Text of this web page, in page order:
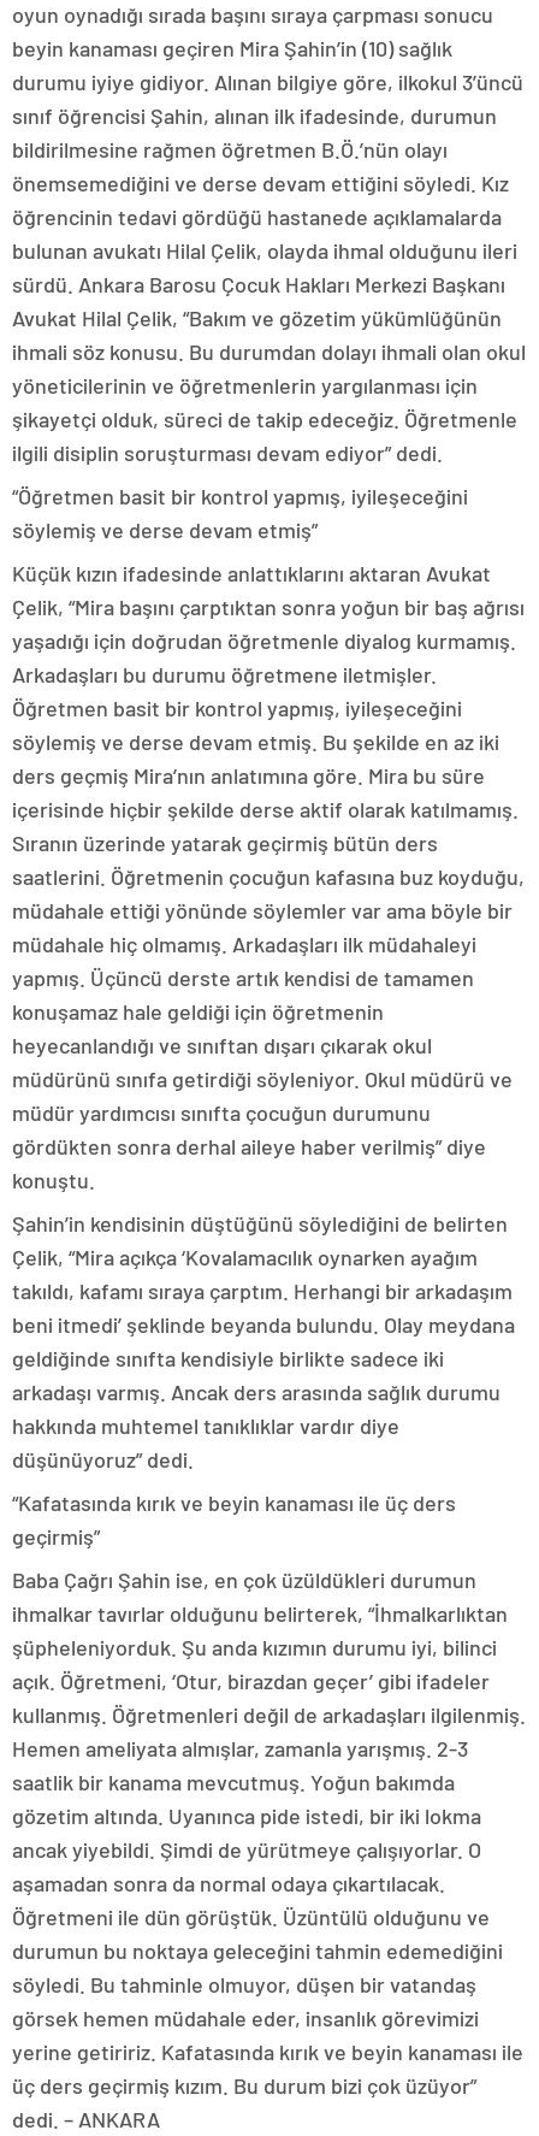
oyun oynadığı sırada başını sıraya çarpması sonucu
beyin kanaması geçiren Mira Şahin’in (10) sağlık
durumu iyiye gidiyor. Alınan bilgiye göre, ilkokul 3’üncü
sınıf öğrencisi Şahin, alınan ilk ifadesinde, durumun
bildirilmesine rağmen öğretmen B.Ö.’nün olayı
önemsemediğini ve derse devam ettiğini söyledi. Kız
öğrencinin tedavi gördüğü hastanede açıklamalarda
bulunan avukatı Hilal Çelik, olayda ihmal olduğunu ileri
sürdü. Ankara Barosu Çocuk Hakları Merkezi Başkanı
Avukat Hilal Çelik, “Bakım ve gözetim yükümlüğünün
ihmali söz konusu. Bu durumdan dolayı ihmali olan okul
yöneticilerinin ve öğretmenlerin yargılanması için
şikayetçi olduk, süreci de takip edeceğiz. Öğretmenle
ilgili disiplin soruşturması devam ediyor” dedi.
“Öğretmen basit bir kontrol yapmış, iyileşeceğini
söylemiş ve derse devam etmiş”
Küçük kızın ifadesinde anlattıklarını aktaran Avukat
Çelik, “Mira başını çarptıktan sonra yoğun bir baş ağrısı
yaşadığı için doğrudan öğretmenle diyalog kurmamış.
Arkadaşları bu durumu öğretmene iletmişler.
Öğretmen basit bir kontrol yapmış, iyileşeceğini
söylemiş ve derse devam etmiş. Bu şekilde en az iki
ders geçmiş Mira’nın anlatımına göre. Mira bu süre
içerisinde hiçbir şekilde derse aktif olarak katılmamış.
Sıranın üzerinde yatarak geçirmiş bütün ders
saatlerini. Öğretmenin çocuğun kafasına buz koyduğu,
müdahale ettiği yönünde söylemler var ama böyle bir
müdahale hiç olmamış. Arkadaşları ilk müdahaleyi
yapmış. Üçüncü derste artık kendisi de tamamen
konuşamaz hale geldiği için öğretmenin
heyecanlandığı ve sınıftan dışarı çıkarak okul
müdürünü sınıfa getirdiği söyleniyor. Okul müdürü ve
müdür yardımcısı sınıfta çocuğun durumunu
gördükten sonra derhal aileye haber verilmiş” diye
konuştu.
Şahin’in kendisinin düştüğünü söylediğini de belirten
Çelik, “Mira açıkça ‘Kovalamacılık oynarken ayağım
takıldı, kafamı sıraya çarptım. Herhangi bir arkadaşım
beni itmedi’ şeklinde beyanda bulundu. Olay meydana
geldiğinde sınıfta kendisiyle birlikte sadece iki
arkadaşı varmış. Ancak ders arasında sağlık durumu
hakkında muhtemel tanıklıklar vardır diye
düşünüyoruz” dedi.
“Kafatasında kırık ve beyin kanaması ile üç ders
geçirmiş”
Baba Çağrı Şahin ise, en çok üzüldükleri durumun
ihmalkar tavırlar olduğunu belirterek, “İhmalkarlıktan
şüpheleniyorduk. Şu anda kızımın durumu iyi, bilinci
açık. Öğretmeni, ‘Otur, birazdan geçer’ gibi ifadeler
kullanmış. Öğretmenleri değil de arkadaşları ilgilenmiş.
Hemen ameliyata almışlar, zamanla yarışmış. 2-3
saatlik bir kanama mevcutmuş. Yoğun bakımda
gözetim altında. Uyanınca pide istedi, bir iki lokma
ancak yiyebildi. Şimdi de yürütmeye çalışıyorlar. O
aşamadan sonra da normal odaya çıkartılacak.
Öğretmeni ile dün görüştük. Üzüntülü olduğunu ve
durumun bu noktaya geleceğini tahmin edemediğini
söyledi. Bu tahminle olmuyor, düşen bir vatandaş
görsek hemen müdahale eder, insanlık görevimizi
yerine getiririz. Kafatasında kırık ve beyin kanaması ile
üç ders geçirmiş kızım. Bu durum bizi çok üzüyor”
dedi. – ANKARA